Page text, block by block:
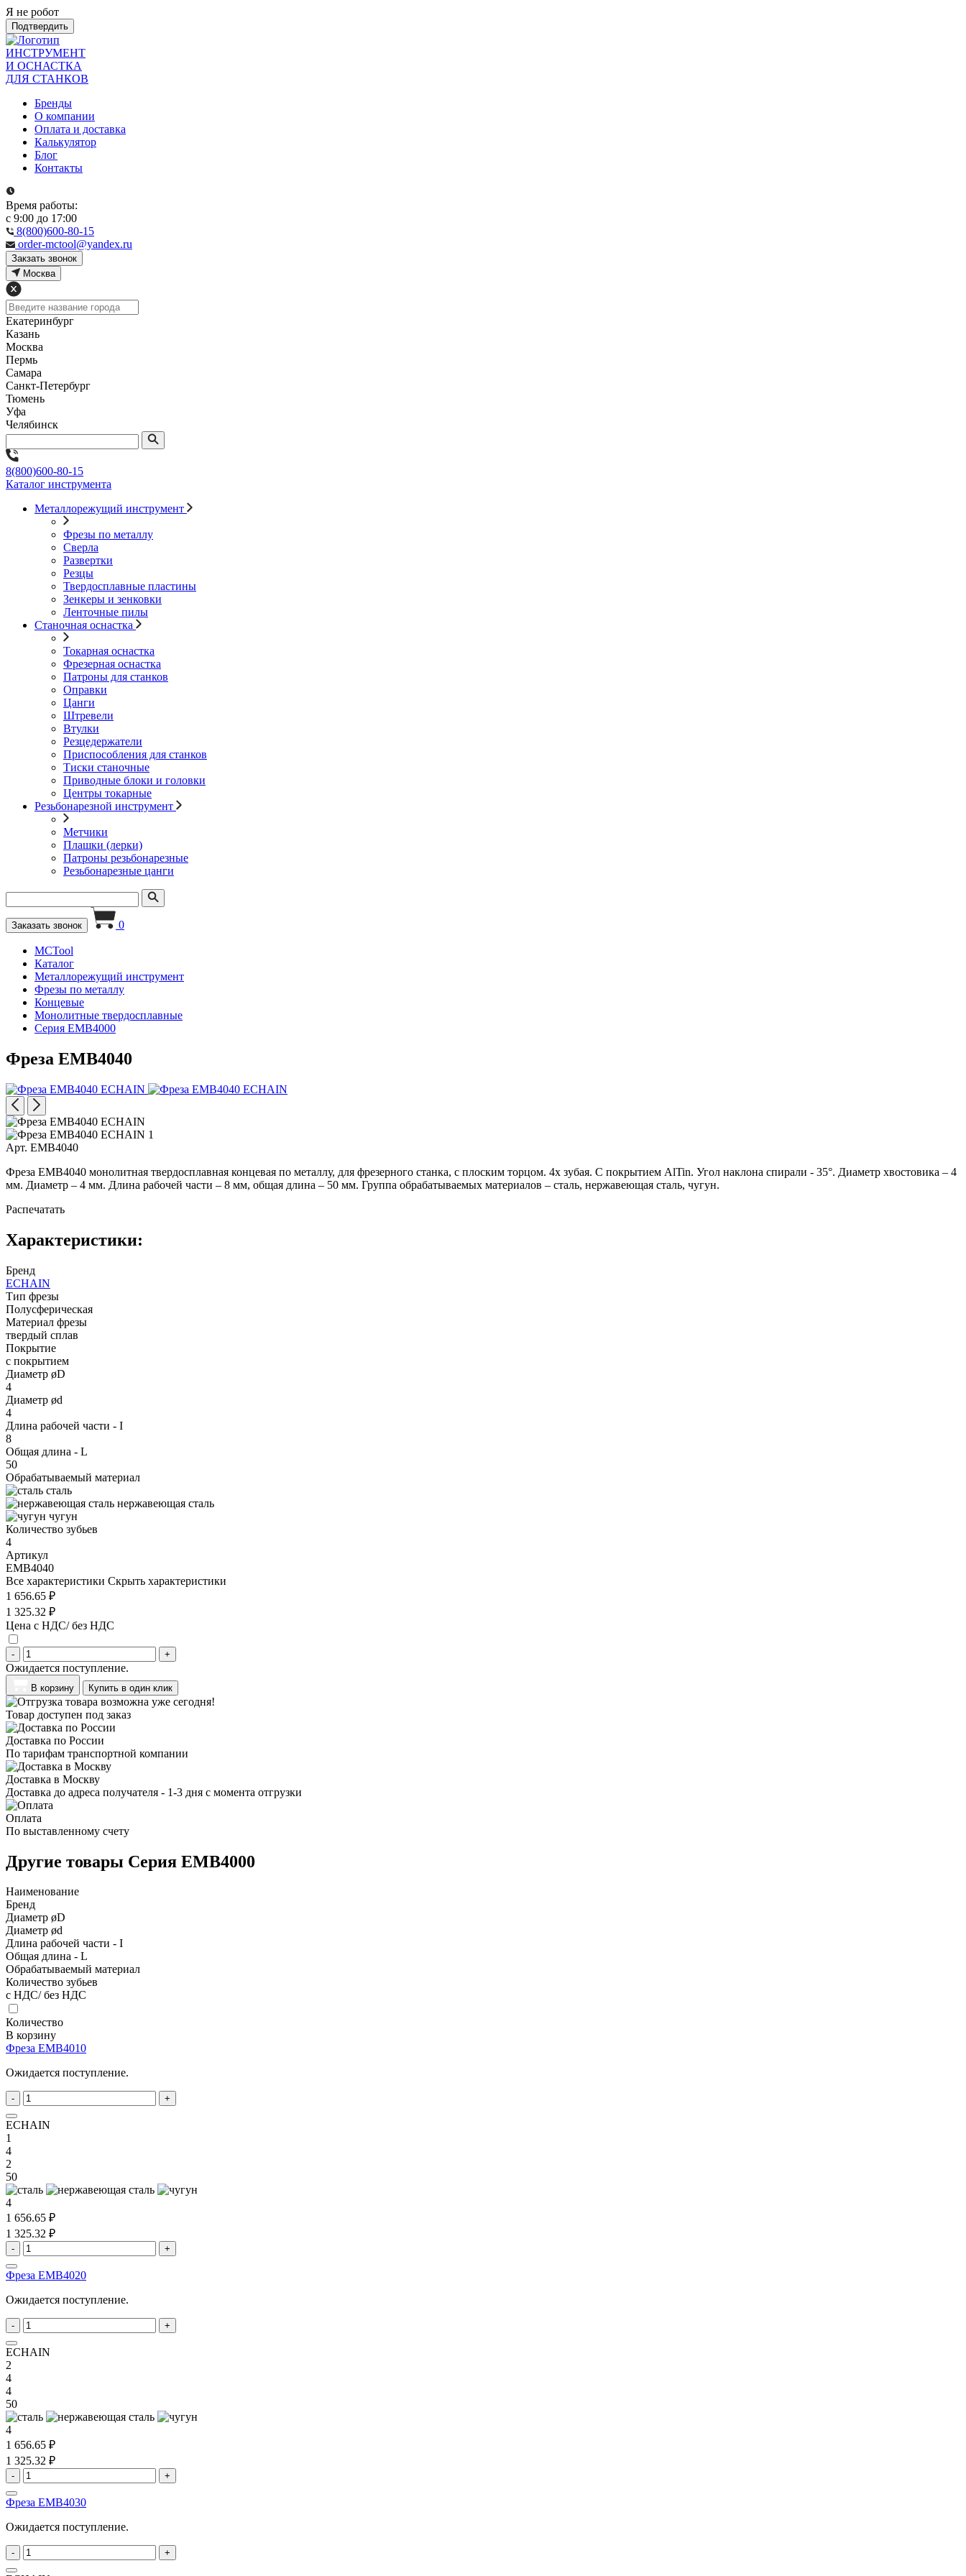
Я не робот
Подтвердить
ИНСТРУМЕНТ
И ОСНАСТКА
ДЛЯ СТАНКОВ
Бренды
О компании
Оплата и доставка
Калькулятор
Блог
Контакты
Время работы:
с 9:00 до 17:00
8(800)600-80-15
order-mctool@yandex.ru
Закзать звонок
Москва
Екатеринбург
Казань
Москва
Пермь
Самара
Санкт-Петербург
Тюмень
Уфа
Челябинск
8(800)600-80-15
Каталог инструмента
Металлорежущий инструмент
Фрезы по металлу
Сверла
Развертки
Резцы
Твердосплавные пластины
Зенкеры и зенковки
Ленточные пилы
Станочная оснастка
Токарная оснастка
Фрезерная оснастка
Патроны для станков
Оправки
Цанги
Штревели
Втулки
Резцедержатели
Приспособления для станков
Тиски станочные
Приводные блоки и головки
Центры токарные
Резьбонарезной инструмент
Метчики
Плашки (лерки)
Патроны резьбонарезные
Резьбонарезные цанги
Заказать звонок 0
MCTool
Каталог
Металлорежущий инструмент
Фрезы по металлу
Концевые
Монолитные твердосплавные
Серия EMB4000
Фреза EMB4040
Арт. EMB4040
Фреза EMB4040 монолитная твердосплавная концевая по металлу, для фрезерного станка, с плоским торцом. 4х зубая. С покрытием AlTin. Угол наклона спирали - 35°. Диаметр хвостовика – 4
мм. Диаметр – 4 мм. Длина рабочей части – 8 мм, общая длина – 50 мм. Группа обрабатываемых материалов – сталь, нержавеющая сталь, чугун.
Распечатать
Характеристики:
Бренд
ECHAIN
Тип фрезы
Полусферическая
Материал фрезы
твердый сплав
Покрытие
с покрытием
Диаметр øD
4
Диаметр ød
4
Длина рабочей части - I
8
Общая длина - L
50
Обрабатываемый материал
сталь
нержавеющая сталь
чугун
Количество зубьев
4
Артикул
EMB4040
Все характеристики Скрыть характеристики
1 656.65 ₽
1 325.32 ₽
Цена с НДС/ без НДС
- +
Ожидается поступление.
В корзину Купить в один клик
Товар доступен под заказ
Доставка по России
По тарифам транспортной компании
Доставка в Москву
Доставка до адреса получателя - 1-3 дня с момента отгрузки
Оплата
По выставленному счету
Другие товары Серия EMB4000
Наименование
Бренд
Диаметр øD
Диаметр ød
Длина рабочей части - I
Общая длина - L
Обрабатываемый материал
Количество зубьев
с НДС/ без НДС
Количество
В корзину
Фреза EMB4010
Ожидается поступление.
- +
ECHAIN
1
4
2
50
4
1 656.65 ₽
1 325.32 ₽
- +
Фреза EMB4020
Ожидается поступление.
- +
ECHAIN
2
4
4
50
4
1 656.65 ₽
1 325.32 ₽
- +
Фреза EMB4030
Ожидается поступление.
- +